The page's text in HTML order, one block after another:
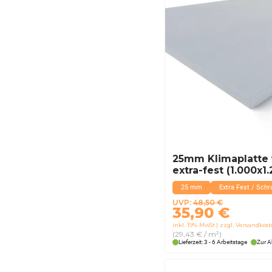
25 mm Extra Fest /
25mm
extra-fest
UVP: 48,50€
Ursprünglicher
Preis
war:
48,50 €
35,90 €
Aktueller
Preis
ist:
35,90 €.
inkl. 19% MwSt zzgl.
(29,43 € / m²)
Lieferzeit: 3 - 6 Arbeitstage Zur